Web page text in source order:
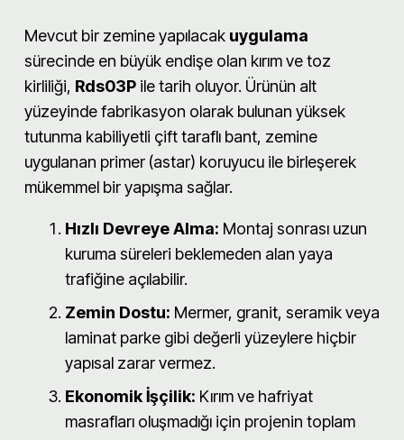
Mevcut bir zemine yapılacak uygulama
sürecinde en büyük endişe olan kırım ve toz
kirliliği, Rds03P ile tarih oluyor. Ürünün alt
yüzeyinde fabrikasyon olarak bulunan yüksek
tutunma kabiliyetli çift taraflı bant, zemine
uygulanan primer (astar) koruyucu ile birleşerek
mükemmel bir yapışma sağlar.
Hızlı Devreye Alma: Montaj sonrası uzun
kuruma süreleri beklemeden alan yaya
trafiğine açılabilir.
Zemin Dostu: Mermer, granit, seramik veya
laminat parke gibi değerli yüzeylere hiçbir
yapısal zarar vermez.
Ekonomik İşçilik: Kırım ve hafriyat
masrafları oluşmadığı için projenin toplam